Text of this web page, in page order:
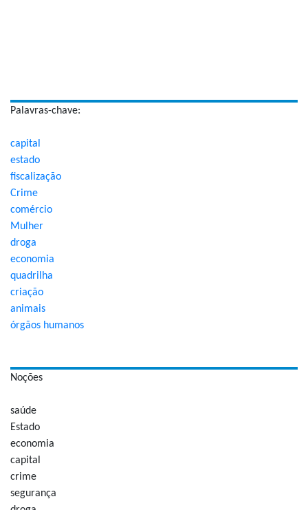
Palavras-chave:
capital
estado
fiscalização
Crime
comércio
Mulher
droga
economia
quadrilha
criação
animais
órgãos humanos
Noções
saúde
Estado
economia
capital
crime
segurança